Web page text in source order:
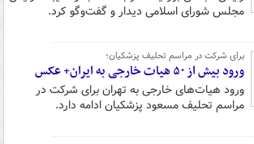
مجلس شورای اسلامی دیدار و گفت‌وگو کرد.
برای شرکت در مراسم تحلیف پزشکیان؛
ورود بیش از ۵۰ هیات خارجی به ایران+ عکس
ورود هیات‌های خارجی به تهران برای شرکت در
مراسم تحلیف مسعود پزشکیان ادامه دارد.